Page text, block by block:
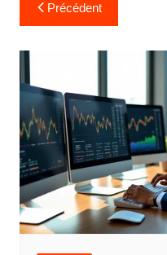
a
v
i
g
a
t
i
o
n
Précédent